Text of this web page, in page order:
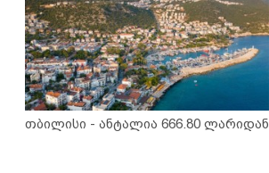
თბილისი - ანტალია 666.80 ლარიდან